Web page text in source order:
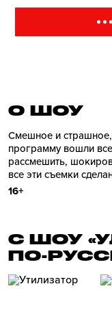
О ШОУ
Смешное и
программу вошли
рассмешить,
все эти съемки
16+
С ШОУ
ПО-